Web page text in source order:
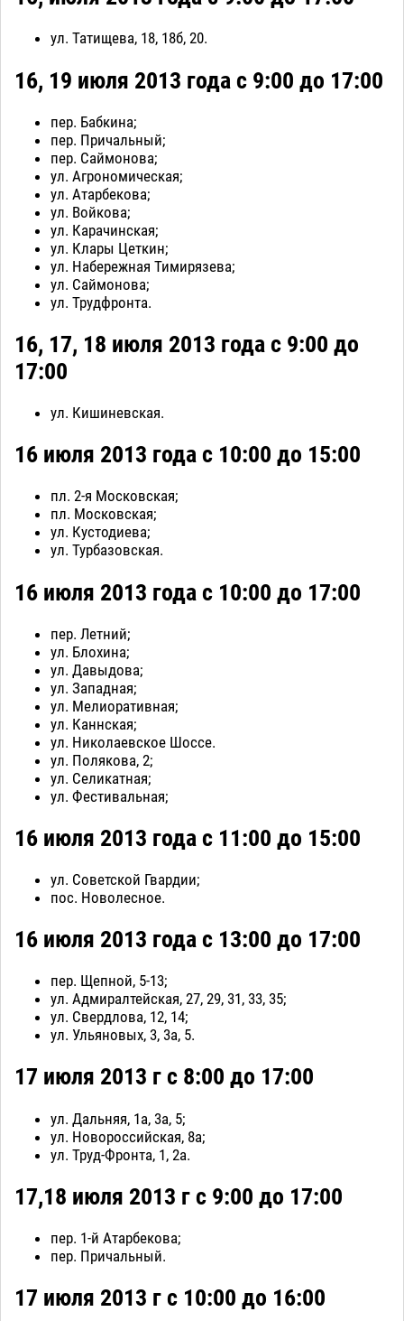
ул. Татищева, 18, 18б, 20.
16, 19 июля 2013 года с 9:00 до 17:00
пер. Бабкина;
пер. Причальный;
пер. Саймонова;
ул. Агрономическая;
ул. Атарбекова;
ул. Войкова;
ул. Карачинская;
ул. Клары Цеткин;
ул. Набережная Тимирязева;
ул. Саймонова;
ул. Трудфронта.
16, 17, 18 июля 2013 года с 9:00 до
17:00
ул. Кишиневская.
16 июля 2013 года с 10:00 до 15:00
пл. 2-я Московская;
пл. Московская;
ул. Кустодиева;
ул. Турбазовская.
16 июля 2013 года с 10:00 до 17:00
пер. Летний;
ул. Блохина;
ул. Давыдова;
ул. Западная;
ул. Мелиоративная;
ул. Каннская;
ул. Николаевское Шоссе.
ул. Полякова, 2;
ул. Селикатная;
ул. Фестивальная;
16 июля 2013 года с 11:00 до 15:00
ул. Советской Гвардии;
пос. Новолесное.
16 июля 2013 года с 13:00 до 17:00
пер. Щепной, 5-13;
ул. Адмиралтейская, 27, 29, 31, 33, 35;
ул. Свердлова, 12, 14;
ул. Ульяновых, 3, 3а, 5.
17 июля 2013 г с 8:00 до 17:00
ул. Дальняя, 1а, 3а, 5;
ул. Новороссийская, 8а;
ул. Труд-Фронта, 1, 2а.
17,18 июля 2013 г с 9:00 до 17:00
пер. 1-й Атарбекова;
пер. Причальный.
17 июля 2013 г с 10:00 до 16:00